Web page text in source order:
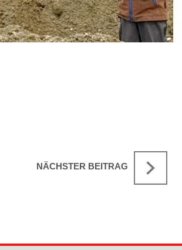
NÄCHSTER BEITRAG